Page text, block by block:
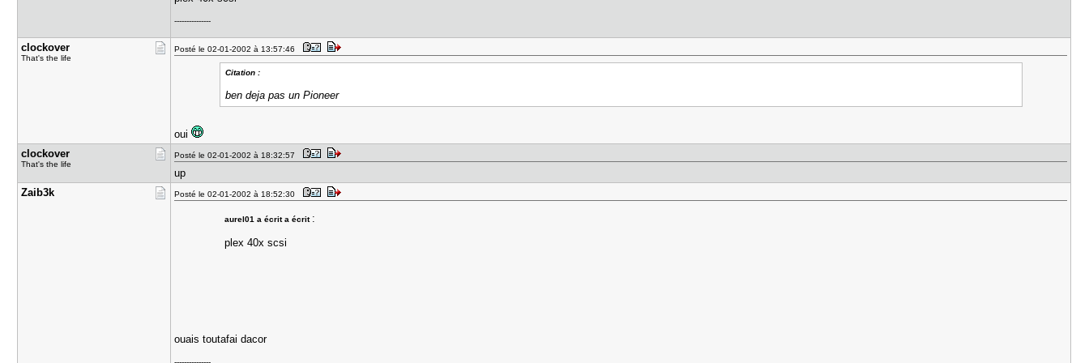
---------------
clockover
That's the life
Posté le 02-01-2002 à 13:57:46
Citation :
ben deja pas un Pioneer
oui
clockover
That's the life
Posté le 02-01-2002 à 18:32:57
up
Zaib3k
Posté le 02-01-2002 à 18:52:30
aurel01 a écrit a écrit :
plex 40x scsi
ouais toutafai dacor